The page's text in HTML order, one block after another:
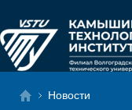
Новости